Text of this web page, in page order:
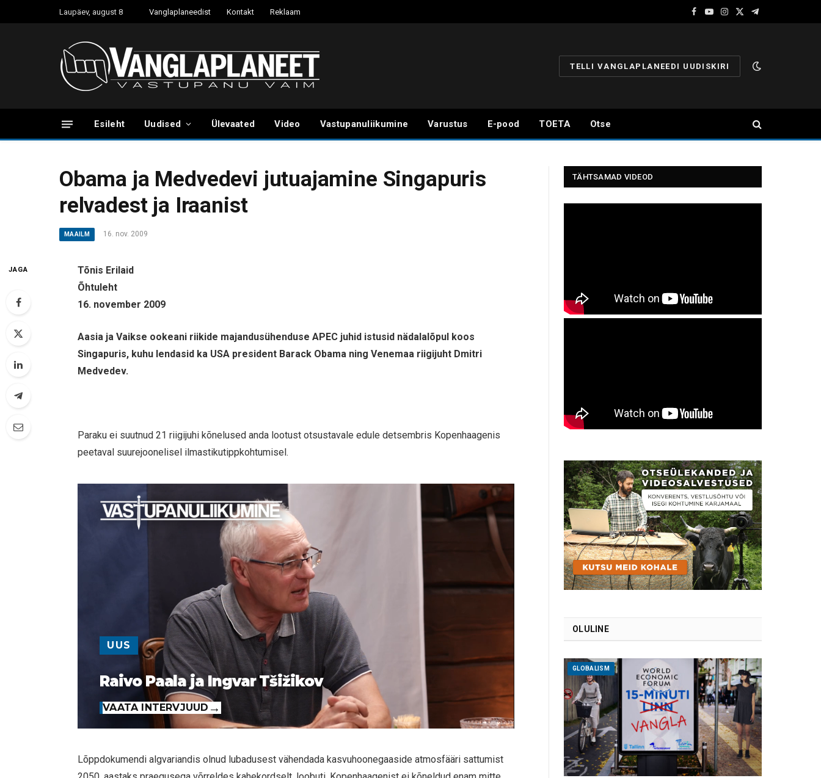
Laupäev, august 8 Vanglaplaneedist Kontakt Reklaam
Facebook
YouTube
Instagram
X
Telegram
TELLI VANGLAPLANEEDI UUDISKIRI
Esileht Uudised Ülevaated Video Vastupanuliikumine Varustus E-pood TOETA Otse
Obama ja Medvedevi jutuajamine Singapuris
relvadest ja Iraanist
MAAILM 16. nov. 2009
JAGA
Tõnis Erilaid
Õhtuleht
16. november 2009
Aasia ja Vaikse ookeani riikide majandusühenduse APEC juhid istusid nädalalõpul koos
Singapuris, kuhu lendasid ka USA president Barack Obama ning Venemaa riigijuht Dmitri
Medvedev.
Paraku ei suutnud 21 riigijuhi kõnelused anda lootust otsustavale edule detsembris Kopenhaagenis
peetaval suurejoonelisel ilmastikutippkohtumisel.
UUS
Raivo Paala ja Ingvar Tšižikov
VAATA INTERVJUUD
Lõppdokumendi algvariandis olnud lubadusest vähendada kasvuhoonegaaside atmosfääri sattumist
TÄHTSAMAD VIDEOD
OLULINE
GLOBALISM